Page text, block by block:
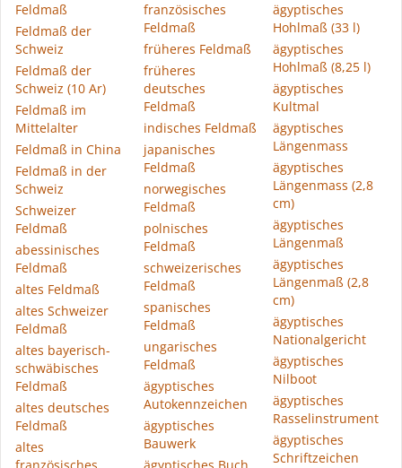
Feldmaß
Feldmaß der
Schweiz
Feldmaß der
Schweiz (10 Ar)
Feldmaß im
Mittelalter
Feldmaß in China
Feldmaß in der
Schweiz
Schweizer
Feldmaß
abessinisches
Feldmaß
altes Feldmaß
altes Schweizer
Feldmaß
altes bayerisch-
schwäbisches
Feldmaß
altes deutsches
Feldmaß
altes
französisches
Feldmaß
früheres Feldmaß
früheres
deutsches
Feldmaß
indisches Feldmaß
japanisches
Feldmaß
norwegisches
Feldmaß
polnisches
Feldmaß
schweizerisches
Feldmaß
spanisches
Feldmaß
ungarisches
Feldmaß
ägyptisches
Autokennzeichen
ägyptisches
Bauwerk
ägyptisches
Hohlmaß (33 l)
ägyptisches
Hohlmaß (8,25 l)
ägyptisches
Kultmal
ägyptisches
Längenmass
ägyptisches
Längenmass (2,8
cm)
ägyptisches
Längenmaß
ägyptisches
Längenmaß (2,8
cm)
ägyptisches
Nationalgericht
ägyptisches
Nilboot
ägyptisches
Rasselinstrument
ägyptisches
Schriftzeichen